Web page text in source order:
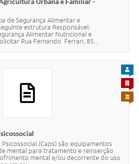
de Segurança Alimentar e
estrutura Responsável:
Alimentar Nutricional e
Rua Fernando Ferrari, 85...
(Caps) são equipamentos
mental para tratamento e reinserção
mental e/ou decorrente do uso
PARA
PARA